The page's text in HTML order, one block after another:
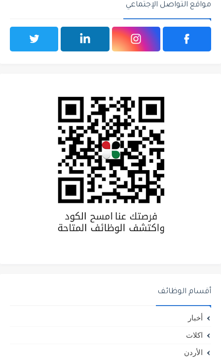
مواقع التواصل الإجتماعي
أقسام الوظائف
أخبار
اكلات
الأردن